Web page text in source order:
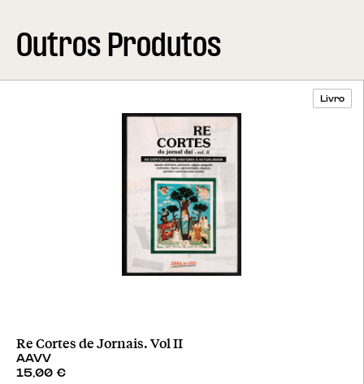
Outros Produtos
Livro
Re Cortes de Jornais. Vol II
AAVV
15,00 €